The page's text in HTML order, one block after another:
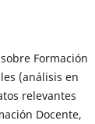
Formación
(análisis en
relevantes
Docente,